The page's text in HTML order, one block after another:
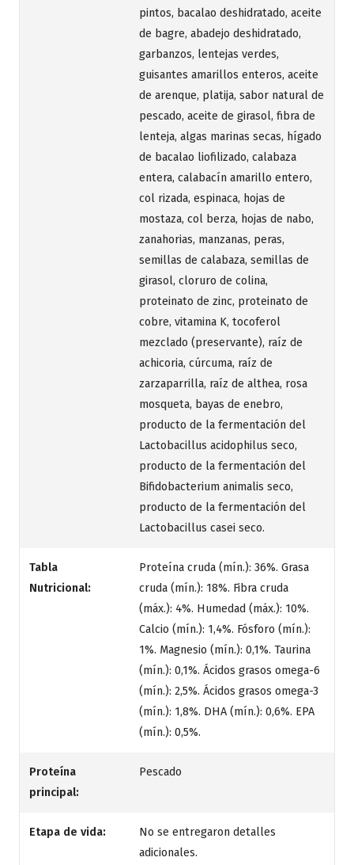
pintos, bacalao deshidratado, aceite
de bagre, abadejo deshidratado,
garbanzos, lentejas verdes,
guisantes amarillos enteros, aceite
de arenque, platija, sabor natural de
pescado, aceite de girasol, fibra de
lenteja, algas marinas secas, hígado
de bacalao liofilizado, calabaza
entera, calabacín amarillo entero,
col rizada, espinaca, hojas de
mostaza, col berza, hojas de nabo,
zanahorias, manzanas, peras,
semillas de calabaza, semillas de
girasol, cloruro de colina,
proteinato de zinc, proteinato de
cobre, vitamina K, tocoferol
mezclado (preservante), raíz de
achicoria, cúrcuma, raíz de
zarzaparrilla, raíz de althea, rosa
mosqueta, bayas de enebro,
producto de la fermentación del
Lactobacillus acidophilus seco,
producto de la fermentación del
Bifidobacterium animalis seco,
producto de la fermentación del
Lactobacillus casei seco.
Tabla
Nutricional:
Proteína cruda (mín.): 36%. Grasa
cruda (mín.): 18%. Fibra cruda
(máx.): 4%. Humedad (máx.): 10%.
Calcio (mín.): 1,4%. Fósforo (mín.):
1%. Magnesio (mín.): 0,1%. Taurina
(mín.): 0,1%. Ácidos grasos omega-6
(mín.): 2,5%. Ácidos grasos omega-3
(mín.): 1,8%. DHA (mín.): 0,6%. EPA
(mín.): 0,5%.
Proteína
principal:
Pescado
Etapa de vida:
No se entregaron detalles
adicionales.